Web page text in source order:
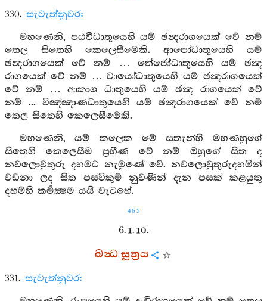
330. සැවැත්නුවර:
මහණෙනි, පඨවීධාතුයෙහි යම් ඡන්‍දරාගයෙක් වේ නම්
තෙල සිතෙහි කෙලෙසීමෙකි. ආපෝධාතුයෙහි යම්
ඡන්‍දරාගයෙක් වේ නම් … තේජෝධාතුයෙහි යම් ඡන්‍ද
රාගයෙක් වේ නම් … වායෝධාතුයෙහි යම් ඡන්‍දරාගයෙක්
වේ නම් … ආකාශ ධාතුයෙහි යම් ඡන්‍ද රාගයෙක් වේ
නම් ... විඤ්ඤාණධාතුයෙහි යම් ඡන්‍දරාගයෙක් වේ නම්
තෙල සිතෙහි කෙලෙසීමෙකි.
මහණෙනි, යම් කලෙක මේ සතැන්හි මහණහුගේ
සිතෙහි කෙලෙසීම ප්‍රහීණ වේ නම් ඔහුගේ සිත ද
නවලොවුතුරු දහමට නැමුණේ වේ. නවලොවුතුරුදහමින්
වඩනා ලද සිත පස්විකුම් නුවණින් දැන පසක් කළයුතු
දහම්හි කර්‍මක්‍ෂම යයි වැටහේ.
465
6. 1. 10.
ඛන්‍ධ සූත්‍රය
331. සැවැත්නුවර: